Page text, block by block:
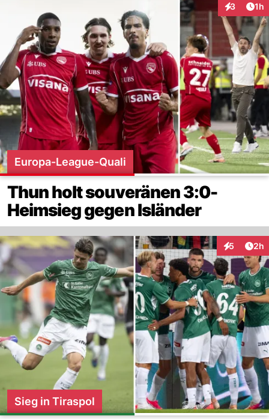
3 1h
Europa-League-Quali
Thun holt souveränen 3:0-
Heimsieg gegen Isländer
5 2h
Sieg in Tiraspol